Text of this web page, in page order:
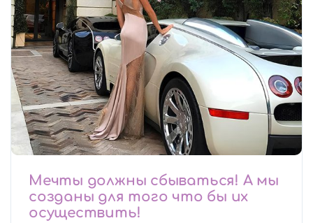
Мечты должны сбываться! А мы
созданы для того что бы их
осуществить!